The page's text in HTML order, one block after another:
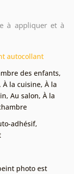
à appliquer et à
autocollant
des enfants,
, À la cuisine, À la
, Au salon, À la
adhésif,
photo est